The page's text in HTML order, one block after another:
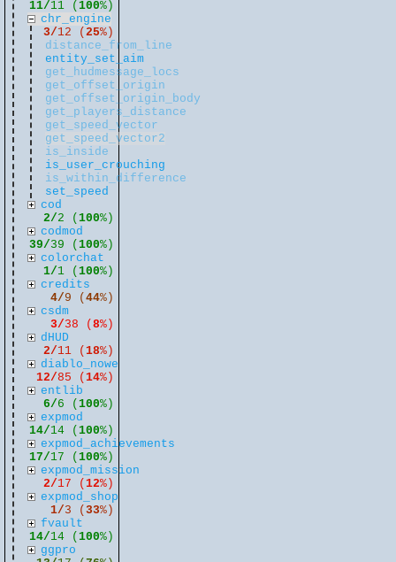
11/11 (100%)
chr_engine
3/12 (25%)
distance_from_line
entity_set_aim
get_hudmessage_locs
get_offset_origin
get_offset_origin_body
get_players_distance
get_speed_vector
get_speed_vector2
is_inside
is_user_crouching
is_within_difference
set_speed
cod
2/2 (100%)
codmod
39/39 (100%)
colorchat
1/1 (100%)
credits
4/9 (44%)
csdm
3/38 (8%)
dHUD
2/11 (18%)
diablo_nowe
12/85 (14%)
entlib
6/6 (100%)
expmod
14/14 (100%)
expmod_achievements
17/17 (100%)
expmod_mission
2/17 (12%)
expmod_shop
1/3 (33%)
fvault
14/14 (100%)
ggpro